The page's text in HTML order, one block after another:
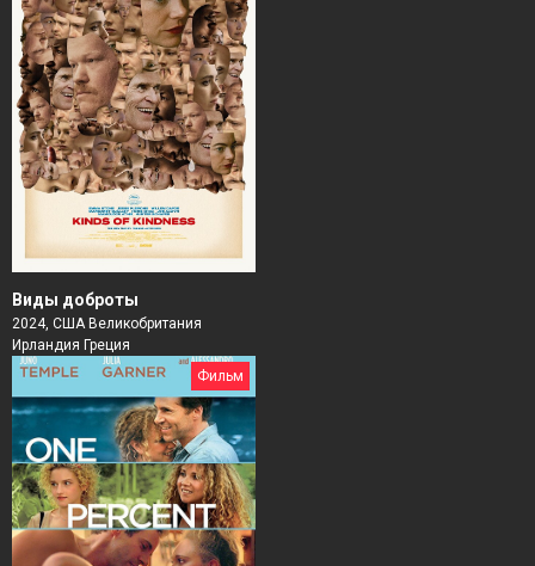
Виды доброты
2024, США Великобритания
Ирландия Греция
Фильм